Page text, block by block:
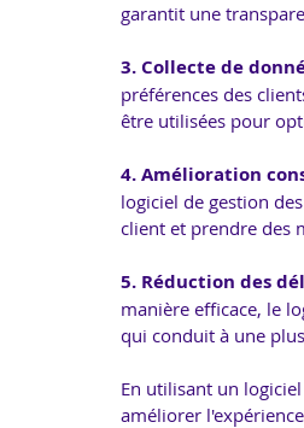
garantit une
3. Collecte de
préférences des
être utilisées pour
4. Amélioration
logiciel de gestion
client et prendre des
5. Réduction des
manière efficace, le
qui conduit à une
En utilisant un
améliorer